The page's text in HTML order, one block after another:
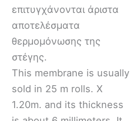
επιτυγχάνονται άριστα
αποτελέσματα
θερμομόνωσης της
στέγης.
This membrane is usually
sold in 25 m rolls. X
1.20m. and its thickness